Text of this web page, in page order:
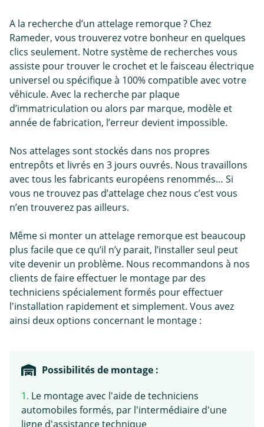
A la recherche d’un attelage remorque ? Chez
Rameder, vous trouverez votre bonheur en quelques
clics seulement. Notre système de recherches vous
assiste pour trouver le crochet et le faisceau électrique
universel ou spécifique à 100% compatible avec votre
véhicule. Avec la recherche par plaque
d’immatriculation ou alors par marque, modèle et
année de fabrication, l’erreur devient impossible.
Nos attelages sont stockés dans nos propres
entrepôts et livrés en 3 jours ouvrés. Nous travaillons
avec tous les fabricants européens renommés… Si
vous ne trouvez pas d’attelage chez nous c’est vous
n’en trouverez pas ailleurs.
Même si monter un attelage remorque est beaucoup
plus facile que ce qu’il n’y parait, l’installer seul peut
vite devenir un problème. Nous recommandons à nos
clients de faire effectuer le montage par des
techniciens spécialement formés pour effectuer
l'installation rapidement et simplement. Vous avez
ainsi deux options concernant le montage :
Possibilités de montage :
1. Le montage avec l'aide de techniciens
automobiles formés, par l'intermédiaire d'une
ligne d'assistance technique